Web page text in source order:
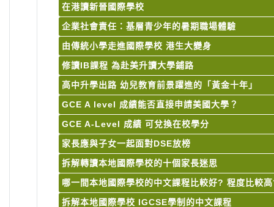
在港讀新晉國際學校
企業社會責任：基層青少年的暑期職場體驗
由傳統小學走進國際學校 港生大變身
修讀IB課程 為赴美升讀大學鋪路
高中升學出路 幼兒教育前景躍進的「黃金十年」
GCE A level 成績能否直接申請美國大學？
GCE A-Level 成績 可兌換在校學分
家長應與子女一起面對DSE放榜
拆解轉讀本地國際學校的十個家長迷思
哪一間本地國際學校的中文課程比較好? 程度比較
拆解本地國際學校 IGCSE學制的中文課程